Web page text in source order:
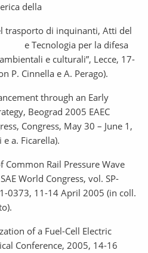
della
trasporto di inquinanti, Atti del
Tecnologia per la difesa
e culturali”, Lecce, 17-
P. Cinnella e A. Perago).
through an Early
Beograd 2005 EAEC
Congress, May 30 – June 1,
a. Ficarella).
Common Rail Pressure Wave
World Congress, vol. SP-
0373, 11-14 April 2005 (in coll.
of a Fuel-Cell Electric
Conference, 2005, 14-16